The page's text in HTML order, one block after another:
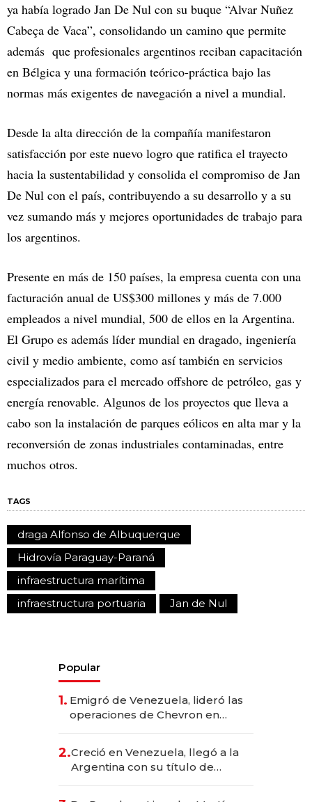
ya había logrado Jan De Nul con su buque “Alvar Nuñez
Cabeça de Vaca”, consolidando un camino que permite
además que profesionales argentinos reciban capacitación
en Bélgica y una formación teórico-práctica bajo las
normas más exigentes de navegación a nivel a mundial.
Desde la alta dirección de la compañía manifestaron
satisfacción por este nuevo logro que ratifica el trayecto
hacia la sustentabilidad y consolida el compromiso de Jan
De Nul con el país, contribuyendo a su desarrollo y a su
vez sumando más y mejores oportunidades de trabajo para
los argentinos.
Presente en más de 150 países, la empresa cuenta con una
facturación anual de US$300 millones y más de 7.000
empleados a nivel mundial, 500 de ellos en la Argentina.
El Grupo es además líder mundial en dragado, ingeniería
civil y medio ambiente, como así también en servicios
especializados para el mercado offshore de petróleo, gas y
energía renovable. Algunos de los proyectos que lleva a
cabo son la instalación de parques eólicos en alta mar y la
reconversión de zonas industriales contaminadas, entre
muchos otros.
TAGS
draga Alfonso de Albuquerque
Hidrovía Paraguay-Paraná
infraestructura marítima
infraestructura portuaria
Jan de Nul
Popular
1. Emigró de Venezuela, lideró las
operaciones de Chevron en
2.Creció en Venezuela, llegó a la
Argentina con su título de